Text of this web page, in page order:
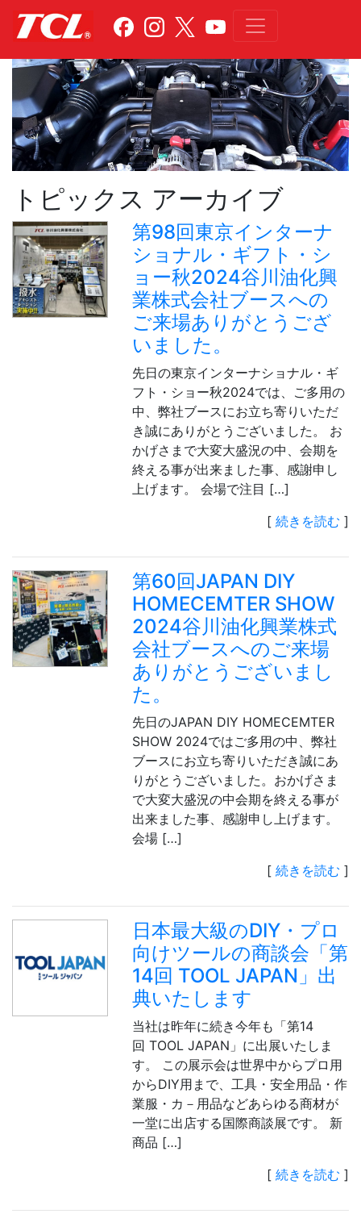
トピックス アーカイブ
第98回東京インターナ
ショナル・ギフト・シ
ョー秋2024谷川油化興
業株式会社ブースへの
ご来場ありがとうござ
いました。
先日の東京インターナショナル・ギ
フト・ショー秋2024では、ご多用の
中、弊社ブースにお立ち寄りいただ
き誠にありがとうございました。 お
かげさまで大変大盛況の中、会期を
終える事が出来ました事、感謝申し
上げます。 会場で注目 […]
[ 続きを読む ]
第60回JAPAN DIY
HOMECEMTER SHOW
2024谷川油化興業株式
会社ブースへのご来場
ありがとうございまし
た。
先日のJAPAN DIY HOMECEMTER
SHOW 2024ではご多用の中、弊社
ブースにお立ち寄りいただき誠にあ
りがとうございました。おかげさま
で大変大盛況の中会期を終える事が
出来ました事、感謝申し上げます。
会場 […]
[ 続きを読む ]
日本最大級のDIY・プロ
向けツールの商談会「第
14回 TOOL JAPAN」出
典いたします
当社は昨年に続き今年も「第14
回 TOOL JAPAN」に出展いたしま
す。 この展示会は世界中からプロ用
からDIY用まで、工具・安全用品・作
業服・カ－用品などあらゆる商材が
一堂に出店する国際商談展です。 新
商品 […]
[ 続きを読む ]